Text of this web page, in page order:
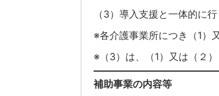
（3）導入支援と一体的に
※各介護事業所につき（1）
※（3）は、（1）又は（２
補助事業の内容等